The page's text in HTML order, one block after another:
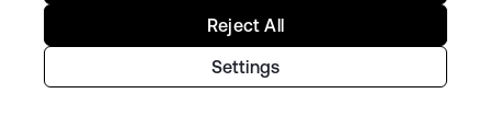
Arun Kumar Elengovan
エンジニアリング セキュリティ担当シニアソ
フトウェア開発マネージャー
Settings
Reject All